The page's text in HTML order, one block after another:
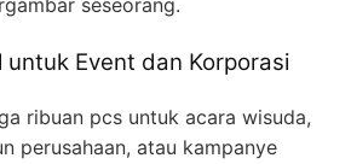
seseorang.
untuk Event dan Korporasi
ribuan pcs untuk acara wisuda,
perusahaan, atau kampanye